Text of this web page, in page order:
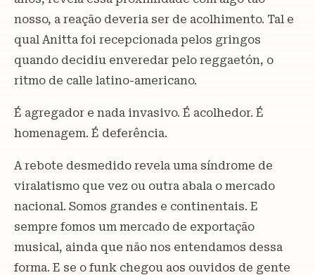
nosso, a reação deveria ser de acolhimento. Tal e
qual Anitta foi recepcionada pelos gringos
quando decidiu enveredar pelo reggaetón, o
ritmo de calle latino-americano.
É agregador e nada invasivo. É acolhedor. É
homenagem. É deferência.
A rebote desmedido revela uma síndrome de
viralatismo que vez ou outra abala o mercado
nacional. Somos grandes e continentais. E
sempre fomos um mercado de exportação
musical, ainda que não nos entendamos dessa
forma. E se o funk chegou aos ouvidos de gente